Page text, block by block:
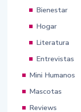
Bienestar
Hogar
Literatura
Entrevistas
Mini Humanos
Mascotas
Reviews